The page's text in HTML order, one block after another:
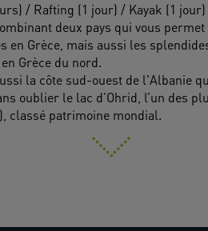
/ Rafting (1 jour) / Kayak (1 jour)
deux pays qui vous
en Grèce, mais aussi les
Grèce du nord.
la côte sud-ouest de l'Albanie
oublier le lac d’Ohrid, l’un des